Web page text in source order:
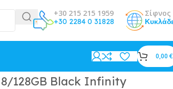
+30 215 215 1959
+30 2284 0 31828
Σίφνος
0,00 €
8/128GB Black Infinity